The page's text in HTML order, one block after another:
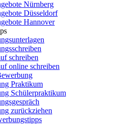
Nürnberg
Düsseldorf
Hannover
schreiben
online schreiben
Praktikum
Schülerpraktikum
zurückziehen